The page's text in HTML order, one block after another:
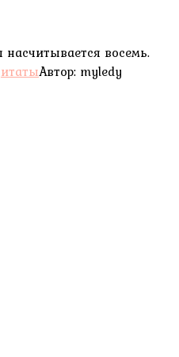
восемь.
Автор: myledy